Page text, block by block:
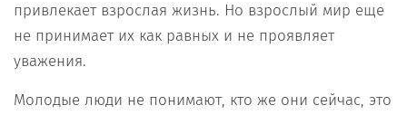
привлекает взрослая жизнь. Но взрослый мир еще
не принимает их как равных и не проявляет
уважения.
Молодые люди не понимают, кто же они сейчас, это